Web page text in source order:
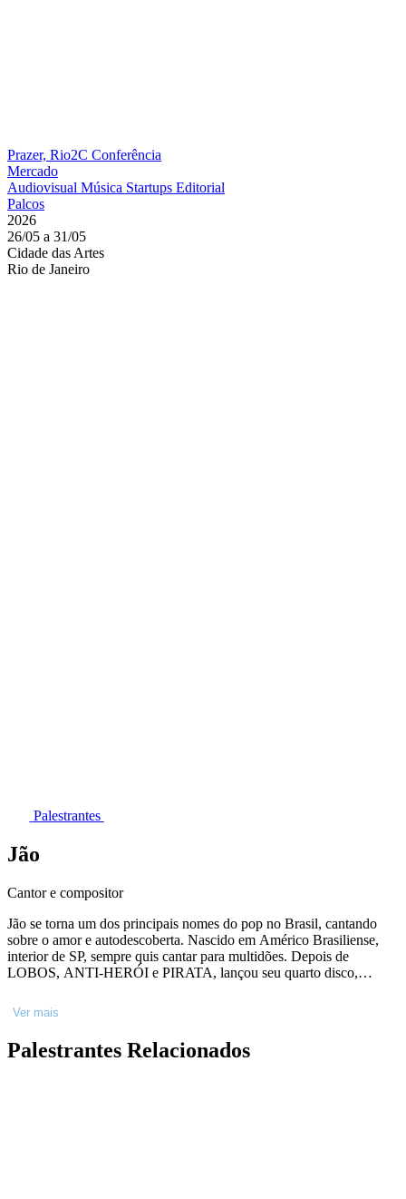
Prazer, Rio2C Conferência
Mercado
Audiovisual Música Startups Editorial
Palcos
2026
26/05 a 31/05
Cidade das Artes
Rio de Janeiro
Palestrantes
Jão
Cantor e compositor
Jão se torna um dos principais nomes do pop no Brasil, cantando
sobre o amor e autodescoberta. Nascido em Américo Brasiliense,
interior de SP, sempre quis cantar para multidões. Depois de
LOBOS, ANTI-HERÓI e PIRATA, lançou seu quarto disco,
Brasil, somando mais de 8,4 milhões de plays no primeiro dia. Mas
seu maior amor é o palco e é lá que ele se transforma. Em 2024,
Parque, em São Paulo. Um sucesso absoluto de vendas e público.
Ver mais
Palestrantes Relacionados